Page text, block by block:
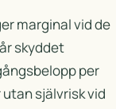
marginal vid de
skyddet
per
självrisk vid